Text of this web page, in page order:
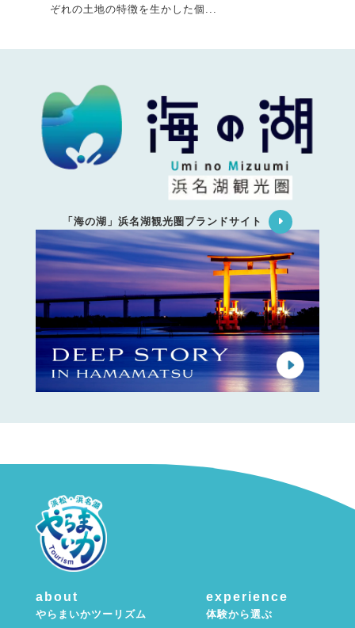
ぞれの土地の特徴を生かした個...
「海の湖」浜名湖観光圏ブランドサイト
about
やらまいかツーリズム
experience
体験から選ぶ